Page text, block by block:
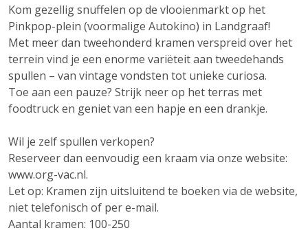
Kom gezellig snuffelen op de vlooienmarkt op het
Pinkpop-plein (voormalige Autokino) in Landgraaf!
Met meer dan tweehonderd kramen verspreid over het
terrein vind je een enorme variëteit aan tweedehands
spullen – van vintage vondsten tot unieke curiosa.
Toe aan een pauze? Strijk neer op het terras met
foodtruck en geniet van een hapje en een drankje.
Wil je zelf spullen verkopen?
Reserveer dan eenvoudig een kraam via onze website:
www.org-vac.nl.
Let op: Kramen zijn uitsluitend te boeken via de website,
niet telefonisch of per e-mail.
Aantal kramen: 100-250